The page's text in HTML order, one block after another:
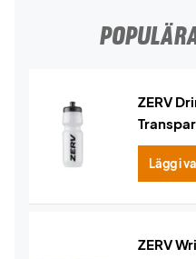
ZERV
Lägg i
ZERV